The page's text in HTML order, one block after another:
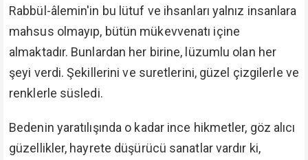
Rabbül-âlemin'in bu lütuf ve ihsanları yalnız insanlara
mahsus olmayıp, bütün mükevvenatı içine
almaktadır. Bunlardan her birine, lüzumlu olan her
şeyi verdi. Şekillerini ve suretlerini, güzel çizgilerle ve
renklerle süsledi.
Bedenin yaratılışında o kadar ince hikmetler, göz alıcı
güzellikler, hayrete düşürücü sanatlar vardır ki,